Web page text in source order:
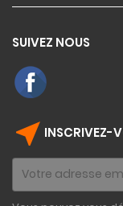
SUIVEZ NOUS
near_me INSCRIVEZ-